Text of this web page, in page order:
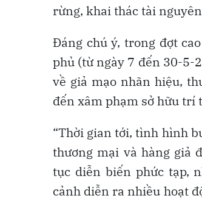
rừng, khai thác tài
Đáng chú ý, trong đợt
phủ (từ ngày 7 đến 30-5-
về giả mạo nhãn hiệu,
đến xâm phạm sở hữu trí
“Thời gian tới, tình hình
thương mại và hàng giả
tục diễn biến phức tạp,
cảnh diễn ra nhiều hoạt